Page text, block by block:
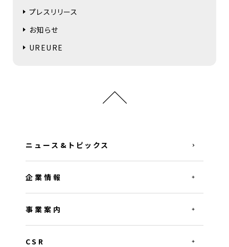
プレスリリース
お知らせ
UREURE
ニュース&トピックス
企業情報
事業案内
CSR